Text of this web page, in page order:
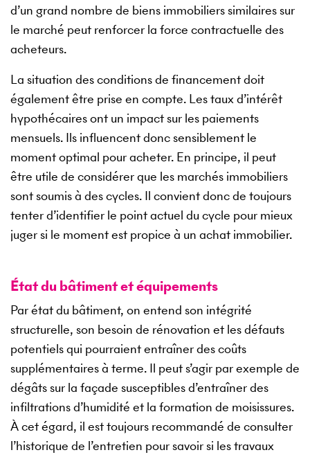
d’un grand nombre de biens immobiliers similaires sur
le marché peut renforcer la force contractuelle des
acheteurs.
La situation des conditions de financement doit
également être prise en compte. Les taux d’intérêt
hypothécaires ont un impact sur les paiements
mensuels. Ils influencent donc sensiblement le
moment optimal pour acheter. En principe, il peut
être utile de considérer que les marchés immobiliers
sont soumis à des cycles. Il convient donc de toujours
tenter d’identifier le point actuel du cycle pour mieux
juger si le moment est propice à un achat immobilier.
État du bâtiment et équipements
Par état du bâtiment, on entend son intégrité
structurelle, son besoin de rénovation et les défauts
potentiels qui pourraient entraîner des coûts
supplémentaires à terme. Il peut s’agir par exemple de
dégâts sur la façade susceptibles d’entraîner des
infiltrations d’humidité et la formation de moisissures.
À cet égard, il est toujours recommandé de consulter
l’historique de l’entretien pour savoir si les travaux